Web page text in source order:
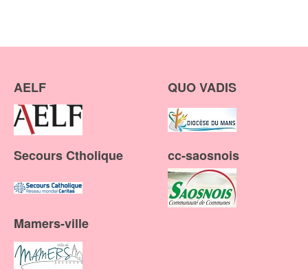
AELF QUO VADIS
Secours Ctholique cc-saosnois
Mamers-ville